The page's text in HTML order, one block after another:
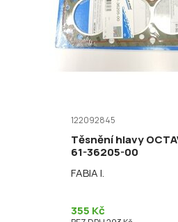
122092845
Těsnění hlavy
61-36205-00
FABIA I.
355 Kč